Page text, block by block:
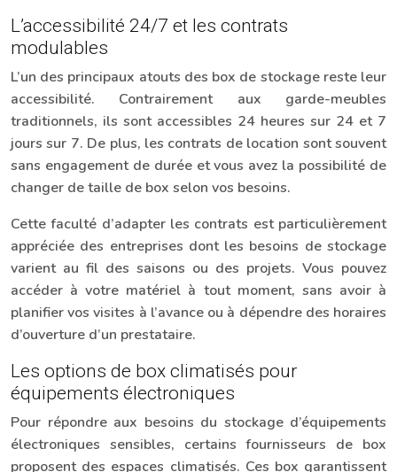
L’accessibilité 24/7 et les contrats
modulables
L’un des principaux atouts des box de stockage reste leur
accessibilité. Contrairement aux garde-meubles
traditionnels, ils sont accessibles 24 heures sur 24 et 7
jours sur 7. De plus, les contrats de location sont souvent
sans engagement de durée et vous avez la possibilité de
changer de taille de box selon vos besoins.
Cette faculté d’adapter les contrats est particulièrement
appréciée des entreprises dont les besoins de stockage
varient au fil des saisons ou des projets. Vous pouvez
accéder à votre matériel à tout moment, sans avoir à
planifier vos visites à l’avance ou à dépendre des horaires
d’ouverture d’un prestataire.
Les options de box climatisés pour
équipements électroniques
Pour répondre aux besoins du stockage d’équipements
électroniques sensibles, certains fournisseurs de box
proposent des espaces climatisés. Ces box garantissent